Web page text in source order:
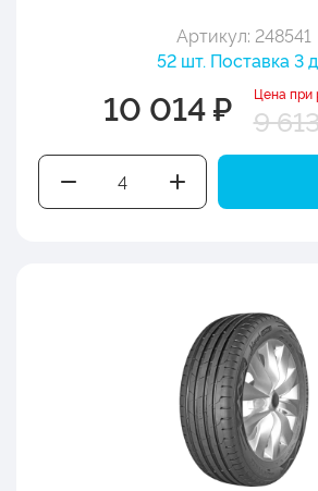
Артикул: 248541
52 шт. Поставка 3
10 014 ₽ Цена при
9